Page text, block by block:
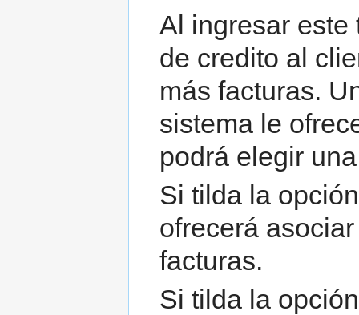
Al ingresar este
de credito al
más facturas.
sistema le
podrá elegir
Si tilda la
ofrecerá
facturas.
Si tilda la